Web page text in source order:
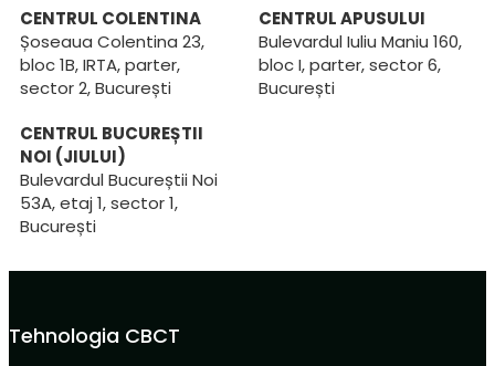
CENTRUL COLENTINA
Șoseaua Colentina 23,
bloc 1B, IRTA, parter,
sector 2, București
CENTRUL APUSULUI
Bulevardul Iuliu Maniu 160,
bloc I, parter, sector 6,
București
CENTRUL BUCUREȘTII
NOI (JIULUI)
Bulevardul Bucureștii Noi
53A, etaj 1, sector 1,
București
Tehnologia CBCT